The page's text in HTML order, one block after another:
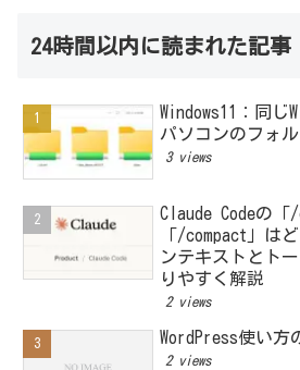
24時間以内に読まれた記事
Windows11：同
パソコンのフォ
3 views
Claude Codeの
「/compact」は
ンテキストとト
りやすく解説
2 views
WordPress使い方
2 views